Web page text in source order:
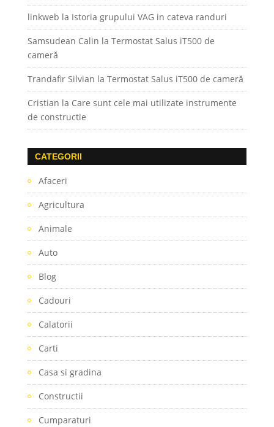
linkweb la Istoria grupului VAG in cateva randuri
Samsudean Calin la Termostat Salus iT500 de
cameră
Trandafir Silvian la Termostat Salus iT500 de cameră
Cristian la Care sunt cele mai utilizate instrumente
de constructie
CATEGORII
Afaceri
Agricultura
Animale
Auto
Blog
Cadouri
Calatorii
Carti
Casa si gradina
Constructii
Cumparaturi